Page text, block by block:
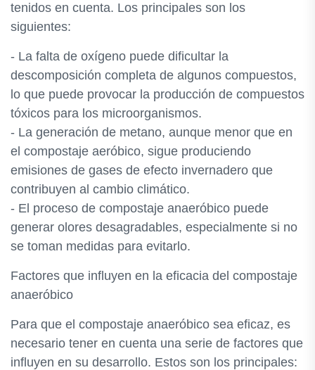
tenidos en cuenta. Los principales son los
siguientes:
- La falta de oxígeno puede dificultar la
descomposición completa de algunos compuestos,
lo que puede provocar la producción de compuestos
tóxicos para los microorganismos.
- La generación de metano, aunque menor que en
el compostaje aeróbico, sigue produciendo
emisiones de gases de efecto invernadero que
contribuyen al cambio climático.
- El proceso de compostaje anaeróbico puede
generar olores desagradables, especialmente si no
se toman medidas para evitarlo.
Factores que influyen en la eficacia del compostaje
anaeróbico
Para que el compostaje anaeróbico sea eficaz, es
necesario tener en cuenta una serie de factores que
influyen en su desarrollo. Estos son los principales: